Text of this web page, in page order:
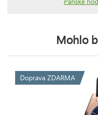
Mohlo
Doprava ZDARMA